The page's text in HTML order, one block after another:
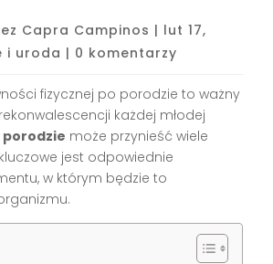
Capra Campinos | lut 17,
i uroda | 0 komentarzy
fizycznej po porodzie to ważny
każdej młodej
porodzie może przynieść wiele
jest odpowiednie
w którym będzie to